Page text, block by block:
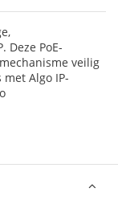
Deze PoE-
veilig
Algo IP-